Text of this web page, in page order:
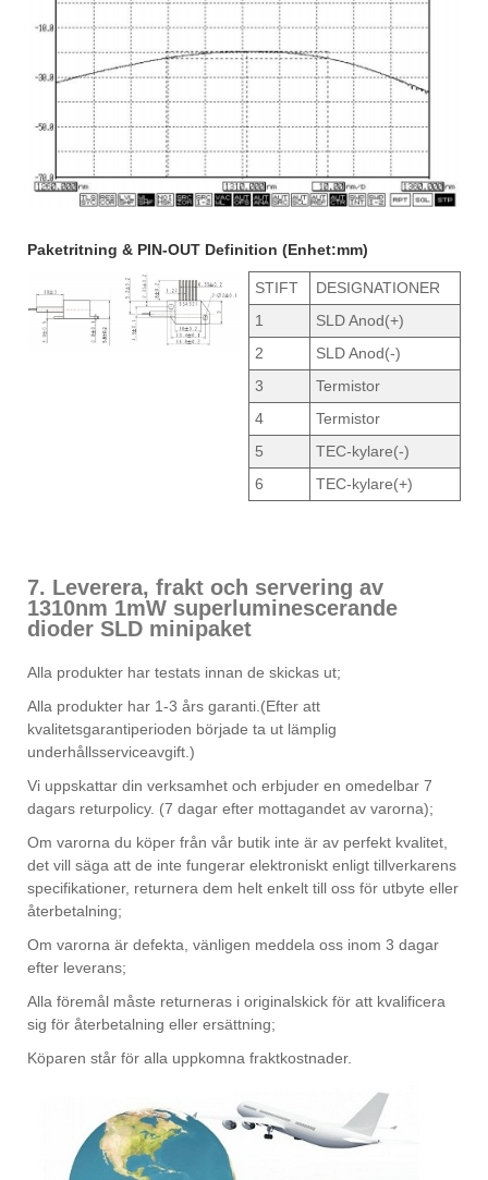
Paketritning & PIN-OUT Definition (Enhet:mm)
STIFT
DESIGNATIONER
1
SLD Anod(+)
2
SLD Anod(-)
3
Termistor
4
Termistor
5
TEC-kylare(-)
6
TEC-kylare(+)
7. Leverera, frakt och servering av
1310nm 1mW superluminescerande
dioder SLD minipaket
Alla produkter har testats innan de skickas ut;
Alla produkter har 1-3 års garanti.(Efter att
kvalitetsgarantiperioden började ta ut lämplig
underhållsserviceavgift.)
Vi uppskattar din verksamhet och erbjuder en omedelbar 7
dagars returpolicy. (7 dagar efter mottagandet av varorna);
Om varorna du köper från vår butik inte är av perfekt kvalitet,
det vill säga att de inte fungerar elektroniskt enligt tillverkarens
specifikationer, returnera dem helt enkelt till oss för utbyte eller
återbetalning;
Om varorna är defekta, vänligen meddela oss inom 3 dagar
efter leverans;
Alla föremål måste returneras i originalskick för att kvalificera
sig för återbetalning eller ersättning;
Köparen står för alla uppkomna fraktkostnader.